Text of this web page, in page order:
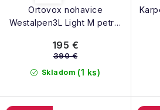
Ortovox nohavice
Westalpen3L Light M petrol
Skladom (1 ks)
195 €
390 €